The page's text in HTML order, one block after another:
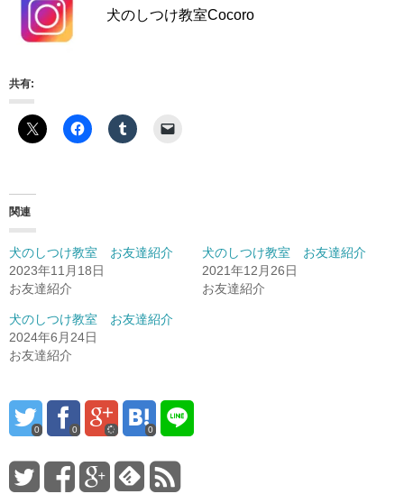
犬のしつけ教室Cocoro
共有:
関連
犬のしつけ教室 お友達紹介
2023年11月18日
お友達紹介
犬のしつけ教室 お友達紹介
2021年12月26日
お友達紹介
犬のしつけ教室 お友達紹介
2024年6月24日
お友達紹介
0 0 0